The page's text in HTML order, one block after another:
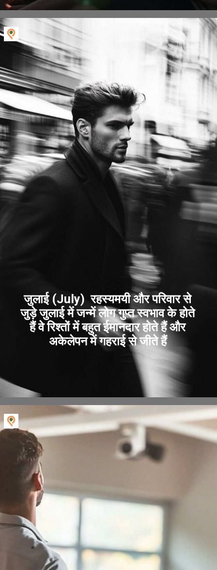
जुलाई (July) रहस्यमयी और परिवार से
जुड़े जुलाई में जन्में लोग गुप्त स्वभाव के होते
हैं वे रिश्तों में बहुत ईमानदार होते हैं और
अकेलेपन में गहराई से जीते हैं